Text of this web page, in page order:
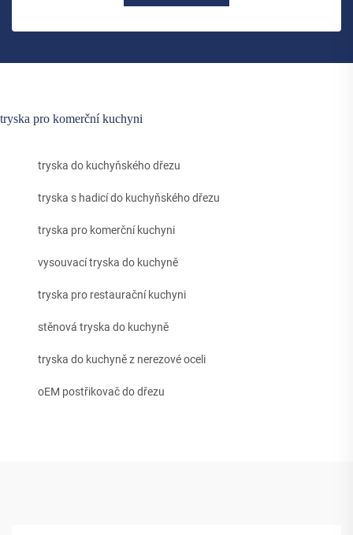
tryska pro komerční kuchyni
tryska do kuchyňského dřezu
tryska s hadicí do kuchyňského dřezu
tryska pro komerční kuchyni
vysouvací tryska do kuchyně
tryska pro restaurační kuchyni
stěnová tryska do kuchyně
tryska do kuchyně z nerezové oceli
oEM postřikovač do dřezu